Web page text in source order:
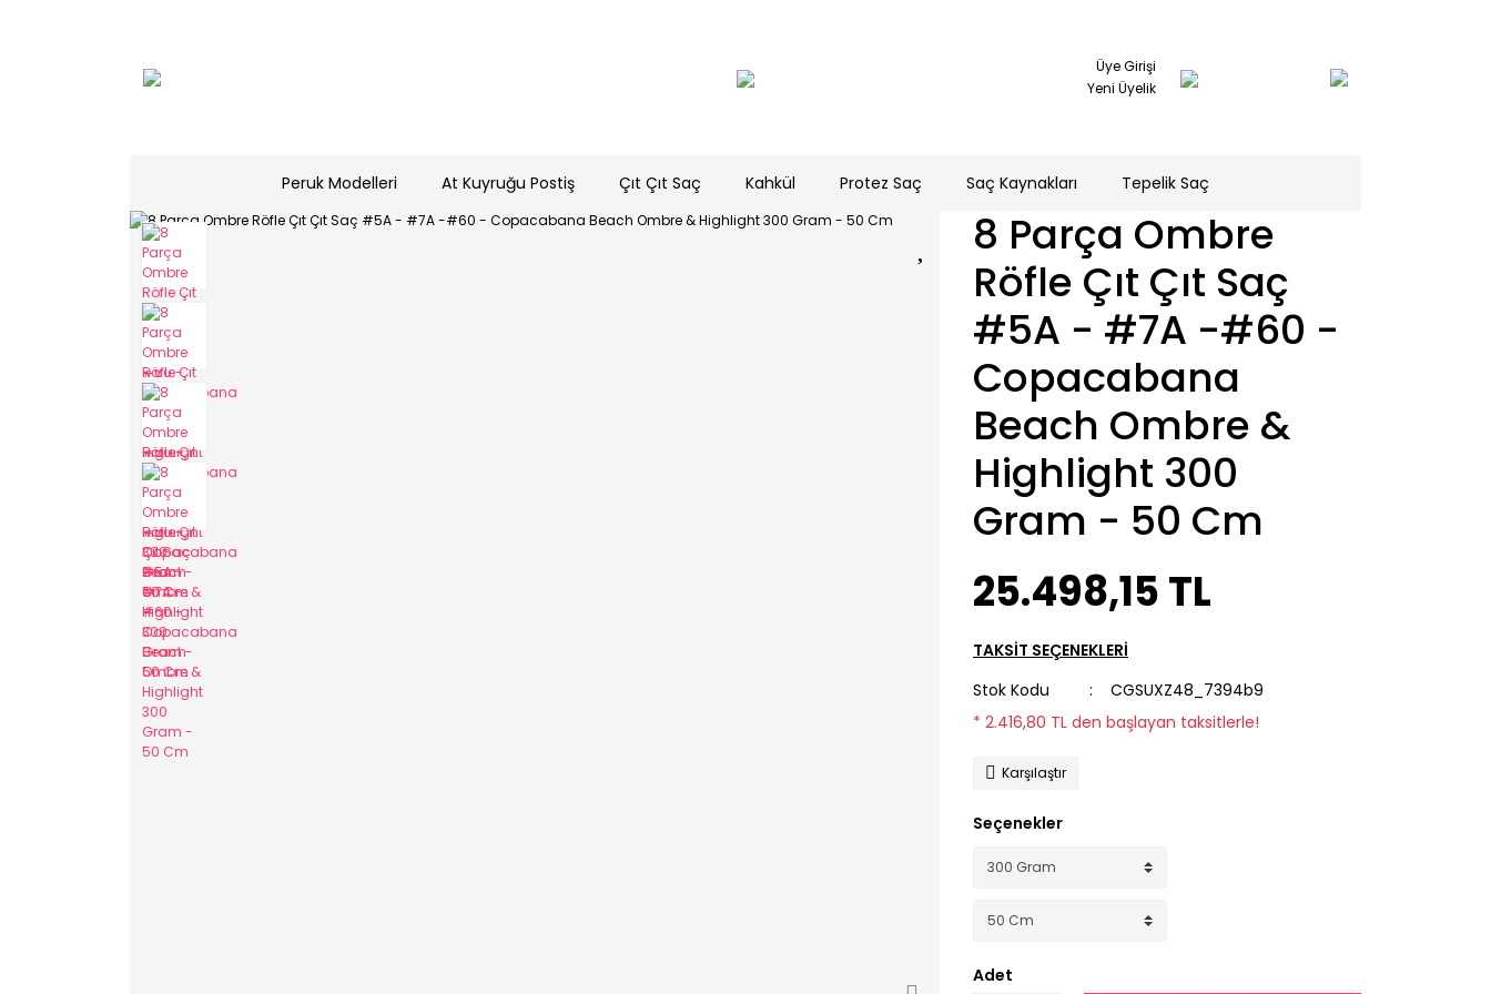
Üye Girişi
Yeni Üyelik
Peruk Modelleri At Kuyruğu Postiş Çıt Çıt Saç Kahkül Protez Saç Saç Kaynakları Tepelik Saç
8 Parça Ombre
Röfle Çıt Çıt Saç
#5A - #7A -#60 -
Copacabana
Beach Ombre &
Highlight 300
Gram - 50 Cm
25.498,15 TL
TAKSİT SEÇENEKLERİ
Stok Kodu
CGSUXZ48_7394b9
* 2.416,80 TL den başlayan taksitlerle!
Karşılaştır
Seçenekler
Adet